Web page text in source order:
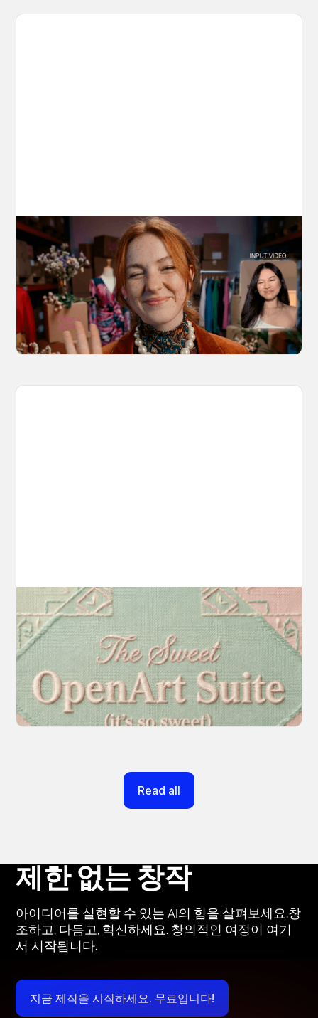
10 Types of Videos You Can Create with
Kling 3.0 Motion Control
Discover 10 video types you can create using
Kling 3.0 Motion Control on OpenArt, from
marketing to storytelling with amazingly
consistent motion and identity.
March 20, 2026
Introducing OpenArt Suite: Create
Without the Chaos
Every tool you need, finally in one place. We
fundamentally rearchitected the OpenArt
creation experience so your workflow finally
moves as fast as your ideas do.
March 20, 2026
Read all
제한 없는 창작
아이디어를 실현할 수 있는 AI의 힘을 살펴보세요.창
조하고, 다듬고, 혁신하세요. 창의적인 여정이 여기
서 시작됩니다.
지금 제작을 시작하세요. 무료입니다!